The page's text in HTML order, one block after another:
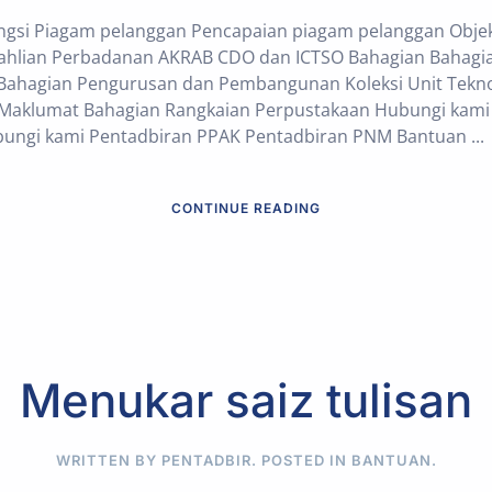
Piagam pelanggan Pencapaian piagam pelanggan
Perbadanan AKRAB CDO dan ICTSO Bahagian
Pengurusan dan Pembangunan Koleksi Unit
Bahagian Rangkaian Perpustakaan Hubungi
kami Pentadbiran PPAK Pentadbiran PNM Bantuan ...
CONTINUE READING
Menukar saiz tulisan
WRITTEN BY PENTADBIR. POSTED IN BANTUAN.